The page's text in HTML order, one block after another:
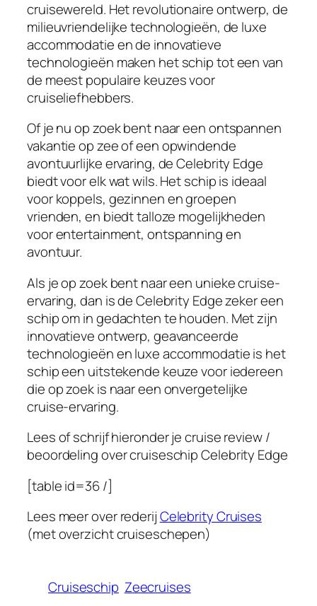
cruisewereld. Het revolutionaire ontwerp, de
milieuvriendelijke technologieën, de luxe
accommodatie en de innovatieve
technologieën maken het schip tot een van
de meest populaire keuzes voor
cruiseliefhebbers.
Of je nu op zoek bent naar een ontspannen
vakantie op zee of een opwindende
avontuurlijke ervaring, de Celebrity Edge
biedt voor elk wat wils. Het schip is ideaal
voor koppels, gezinnen en groepen
vrienden, en biedt talloze mogelijkheden
voor entertainment, ontspanning en
avontuur.
Als je op zoek bent naar een unieke cruise-
ervaring, dan is de Celebrity Edge zeker een
schip om in gedachten te houden. Met zijn
innovatieve ontwerp, geavanceerde
technologieën en luxe accommodatie is het
schip een uitstekende keuze voor iedereen
die op zoek is naar een onvergetelijke
cruise-ervaring.
Lees of schrijf hieronder je cruise review /
beoordeling over cruiseschipCelebrity Edge
[table id=36 /]
Lees meer over rederijCelebrity Cruises
(met overzicht cruiseschepen)
Cruiseschip Zeecruises